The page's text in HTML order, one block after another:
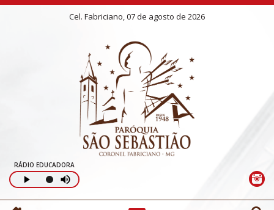
Cel. Fabriciano, 07 de agosto de 2026
RÁDIO EDUCADORA